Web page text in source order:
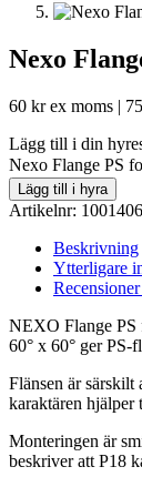
Nexo
60 krex moms | 75
Lägg till i din
Nexo Flange PS
Lägg till i hyra
Artikelnr:
Beskrivning
Ytterligare
NEXO Flange PS
60° x 60° ger PS-
Flänsen är
karaktären hjälper
Monteringen är
beskriver att P18